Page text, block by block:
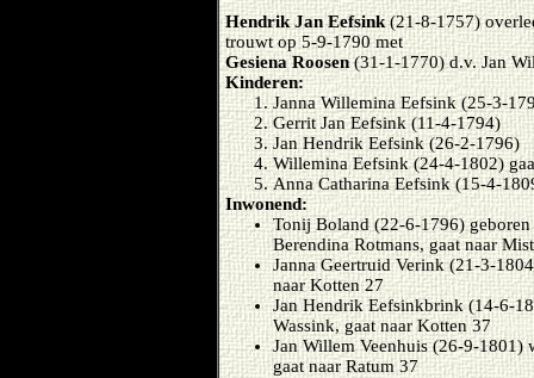
Hendrik Jan Eefsink(21-8-1757)
trouwt op 5-9-1790 met
Gesiena Roosen(31-1-1770) d.v. Jan
Kinderen:
Janna Willemina Eefsink (25-3-
Gerrit Jan Eefsink (11-4-1794)
Jan Hendrik Eefsink (26-2-1796)
Willemina Eefsink (24-4-1802)
Anna Catharina Eefsink (15-4-
Inwonend:
Tonij Boland (22-6-1796)
Berendina Rotmans, gaat naar
Janna Geertruid Verink (21-3-
naar Kotten 27
Jan Hendrik Eefsinkbrink (14-6-
Wassink, gaat naar Kotten 37
Jan Willem Veenhuis (26-9-1801)
gaat naar Ratum 37